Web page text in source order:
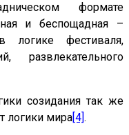
формате
и беспощадная –
логике фестиваля,
развлекательного
созидания так же
логики мира [4] .